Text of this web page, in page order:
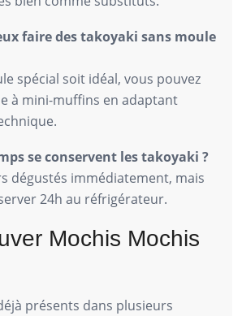
faire des takoyaki sans moule
spécial soit idéal, vous pouvez
à mini-muffins en adaptant
se conservent les takoyaki ?
dégustés immédiatement, mais
24h au réfrigérateur.
Mochis Mochis
présents dans plusieurs